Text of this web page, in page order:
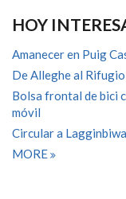
HOY
Amanecer en Puig
De Alleghe al
Bolsa frontal de bici
móvil
Circular a
MORE